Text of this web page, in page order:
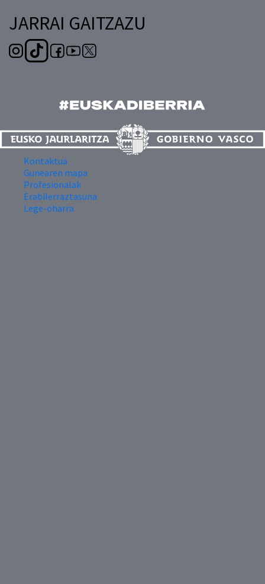
JARRAI GAITZAZU
Kontaktua
Gunearen mapa
Profesionalak
Erabilerraztasuna
Lege-oharra